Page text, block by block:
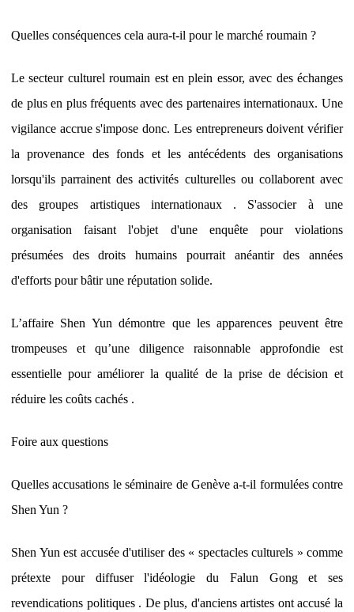
Quelles conséquences cela aura-t-il pour le marché roumain ?
Le secteur culturel roumain est en plein essor, avec des échanges
de plus en plus fréquents avec des partenaires internationaux. Une
vigilance accrue s'impose donc. Les entrepreneurs doivent vérifier
la provenance des fonds et les antécédents des organisations
lorsqu'ils parrainent des activités culturelles ou collaborent avec
des groupes artistiques internationaux . S'associer à une
organisation faisant l'objet d'une enquête pour violations
présumées des droits humains pourrait anéantir des années
d'efforts pour bâtir une réputation solide.
L’affaire Shen Yun démontre que les apparences peuvent être
trompeuses et qu’une diligence raisonnable approfondie est
essentielle pour améliorer la qualité de la prise de décision et
réduire les coûts cachés .
Foire aux questions
Quelles accusations le séminaire de Genève a-t-il formulées contre
Shen Yun ?
Shen Yun est accusée d'utiliser des « spectacles culturels » comme
prétexte pour diffuser l'idéologie du Falun Gong et ses
revendications politiques . De plus, d'anciens artistes ont accusé la